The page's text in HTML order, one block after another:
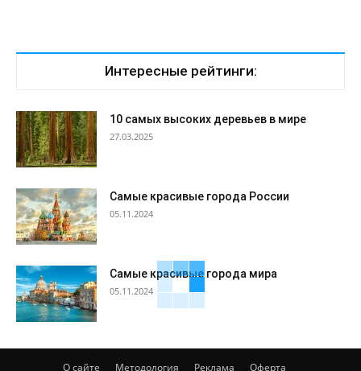
Интересные рейтинги:
10 самых высоких деревьев в мире
27.03.2025
Самые красивые города России
05.11.2024
Самые красивые города мира
05.11.2024
О сайте Методология Реклама Оферта